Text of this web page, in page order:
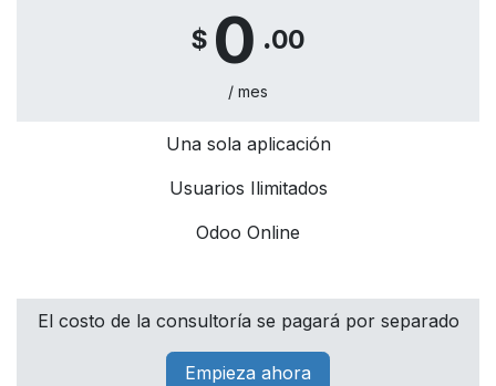
$ 0 .00
/ mes
Una sola aplicación
Usuarios Ilimitados
Odoo Online
El costo de la consultoría se pagará por separado
Empieza ahora